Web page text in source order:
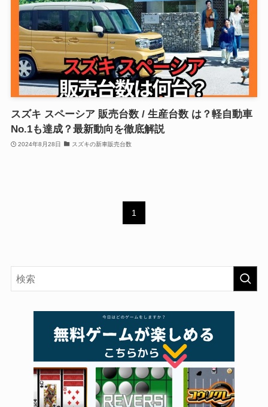
スズキ スペーシア 販売台数 / 生産台数 は？軽自動車
No.1も達成？最新動向を徹底解説
2024年8月28日 スズキの新車販売台数
1